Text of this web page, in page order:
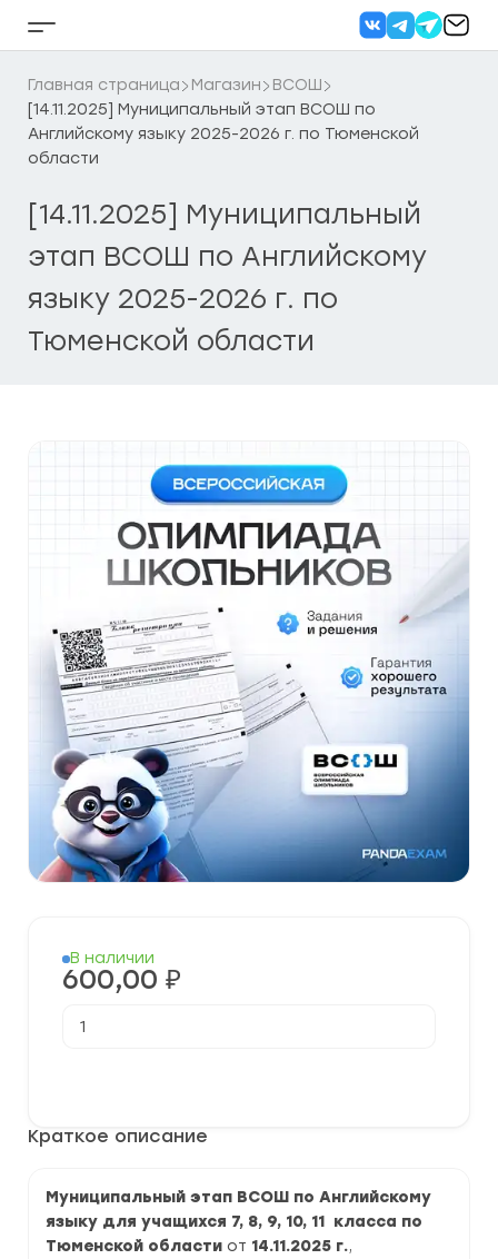
Кнопка
бокового
меню
Главная страница Магазин
ВСОШ
[14.11.2025] Муниципальный этап ВСОШ по
Английскому языку 2025-2026 г. по Тюменской
области
[14.11.2025] Муниципальный
этап ВСОШ по Английскому
языку 2025-2026 г. по
Тюменской области
Краткое описание
Муниципальный этап ВСОШ по Английскому
языку для учащихся 7, 8, 9, 10, 11 класса по
Тюменской области от 14.11.2025 г.,
В наличии
600,00 ₽
товара
Английскому
2026
г.
по
Тюменской